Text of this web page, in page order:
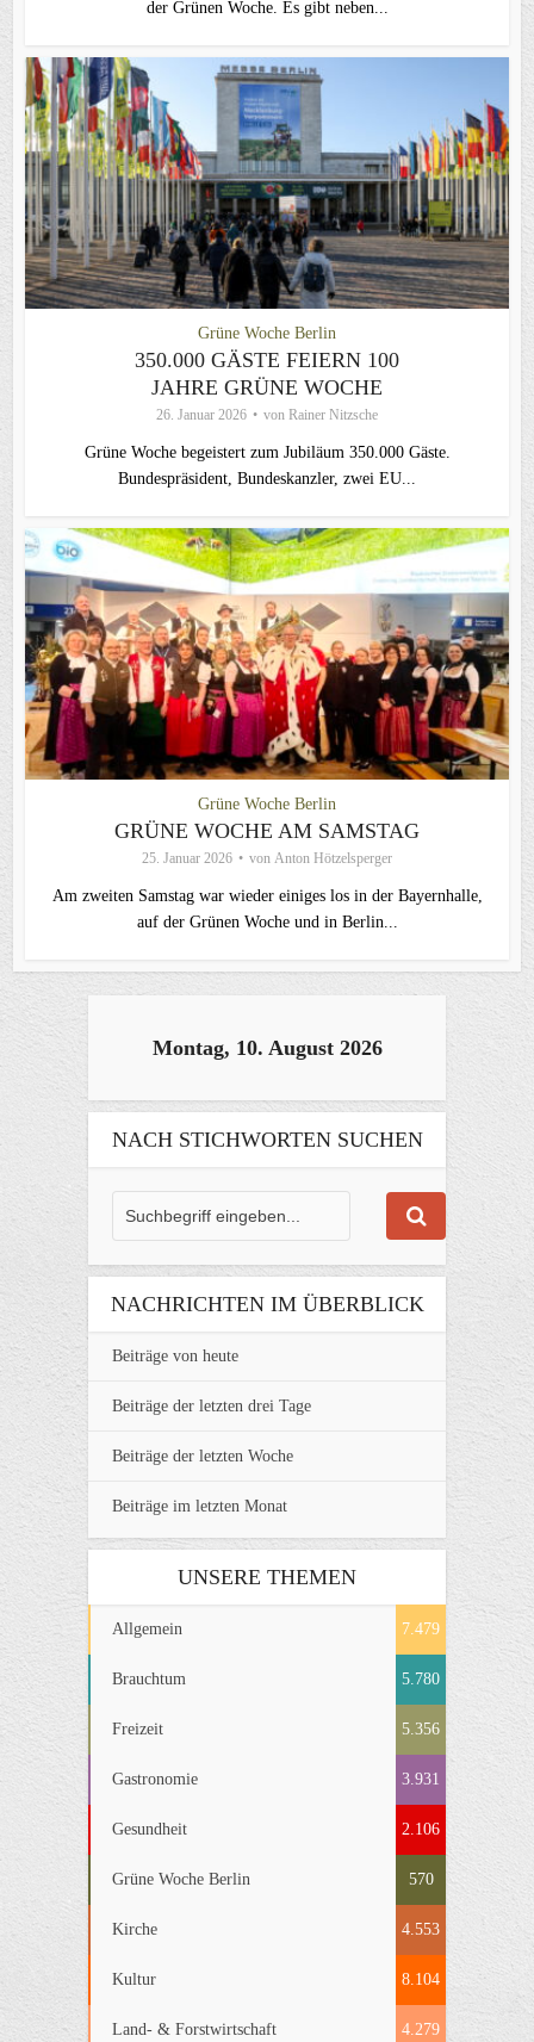
der Grünen Woche. Es gibt neben...
Grüne Woche Berlin
350.000 GÄSTE FEIERN 100
JAHRE GRÜNE WOCHE
26. Januar 2026 von Rainer Nitzsche
Grüne Woche begeistert zum Jubiläum 350.000 Gäste.
Bundespräsident, Bundeskanzler, zwei EU...
Grüne Woche Berlin
GRÜNE WOCHE AM SAMSTAG
25. Januar 2026 von Anton Hötzelsperger
Am zweiten Samstag war wieder einiges los in der Bayernhalle,
auf der Grünen Woche und in Berlin...
Montag, 10. August 2026
NACH STICHWORTEN SUCHEN
NACHRICHTEN IM ÜBERBLICK
Beiträge von heute
Beiträge der letzten drei Tage
Beiträge der letzten Woche
Beiträge im letzten Monat
UNSERE THEMEN
Allgemein 7.479
Brauchtum 5.780
Freizeit 5.356
Gastronomie 3.931
Gesundheit 2.106
Grüne Woche Berlin 570
Kirche 4.553
Kultur 8.104
Land- & Forstwirtschaft 4.279